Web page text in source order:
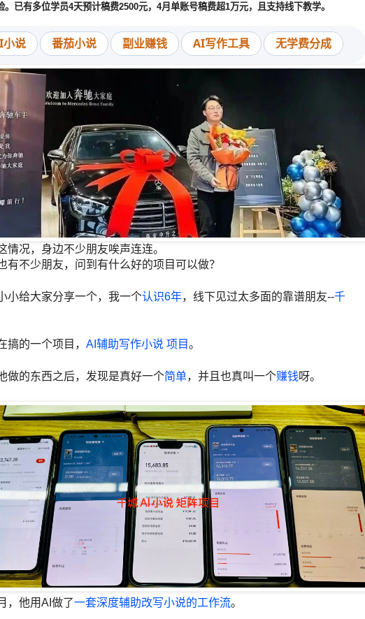
。已有多位学员4天预计稿费2500元，4月单账号稿费超1万元，且支持线下教学。
说 番茄小说 副业赚钱 AI写作工具 无学费分成
情况，身边不少朋友唉声连连。
有不少朋友，问到有什么好的项目可以做？
小给大家分享一个，我一个认识6年，线下见过太多面的靠谱朋友--千
搞的一个项目， AI辅助写作小说 项目。
做的东西之后，发现是真好一个简单，并且也真叫一个赚钱呀。
，他用AI做了一套深度辅助改写小说的工作流。